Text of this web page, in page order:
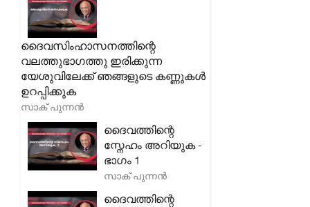
ദൈവസിംഹാസനത്തിന്റെ
വലത്തുഭാഗത്തു ഇരിക്കുന്ന
യേശുവിലേക്ക് ഞങ്ങളുടെ കണ്ണുകൾ
ഉറപ്പിക്കുക
സാക് പുന്നൻ
ദൈവത്തിന്റെ
സ്നേഹം അറിയുക -
ഭാഗം 1
സാക് പുന്നൻ
ദൈവത്തിന്റെ